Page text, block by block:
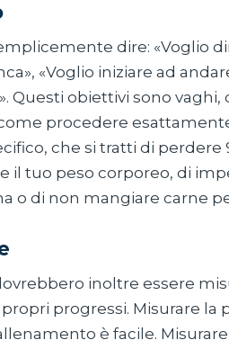
dire: «Voglio
«Voglio iniziare ad
Questi obiettivi sono
procedere
che si tratti di perdere
il tuo peso corporeo, di
o di non mangiare carne
inoltre essere
progressi. Misurare la
è facile.